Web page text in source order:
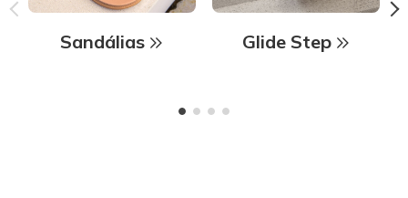
Sandálias Glide Step